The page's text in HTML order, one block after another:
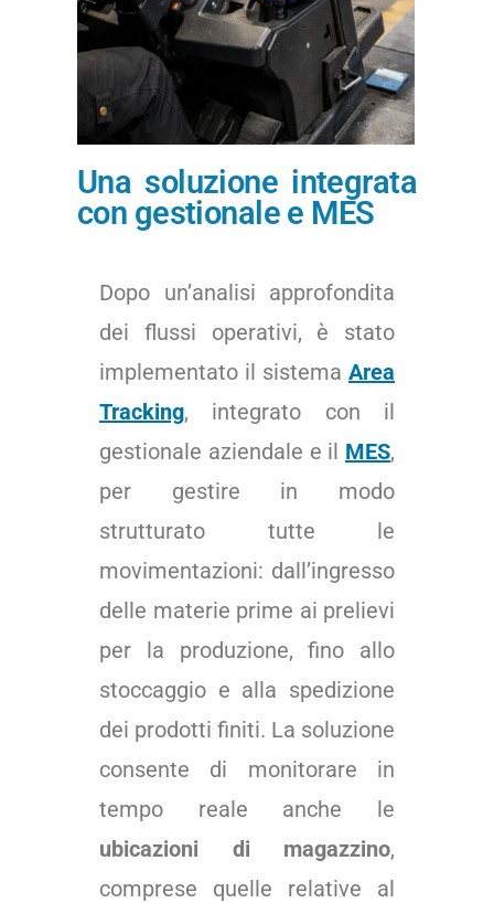
Una soluzione integrata
con gestionale e MES
Dopo un’analisi approfondita
dei flussi operativi, è stato
implementato il sistema Area
Tracking, integrato con il
gestionale aziendale e il MES,
per gestire in modo
strutturato tutte le
movimentazioni: dall’ingresso
delle materie prime ai prelievi
per la produzione, fino allo
stoccaggio e alla spedizione
dei prodotti finiti. La soluzione
consente di monitorare in
tempo reale anche le
ubicazioni di magazzino,
comprese quelle relative al